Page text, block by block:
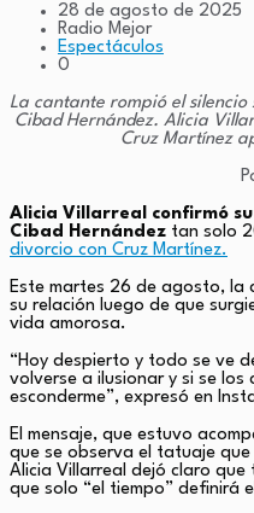
28 de agosto de 2025
Radio Mejor
Espectáculos
0
La cantante rompió el silencio
Cibad Hernández. Alicia
Cruz Martínez
Alicia Villarreal confirmó su
Cibad Hernández tan solo
divorcio con Cruz Martínez.
Este martes 26 de agosto, la
su relación luego de que
vida amorosa.
“Hoy despierto y todo se ve
volverse a ilusionar y si se
esconderme”, expresó en
El mensaje, que estuvo
que se observa el tatuaje
Alicia Villarreal dejó claro
que solo “el tiempo” definirá